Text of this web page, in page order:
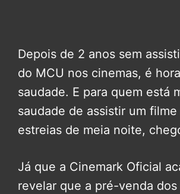
Depois de 2 anos sem
do MCU nos cinemas, é
saudade. E para quem está
saudade de assistir um
estreias de meia noite,
Já que a Cinemark Oficial
revelar que a pré-venda